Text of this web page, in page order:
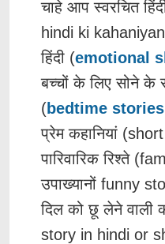
चाहे आप स्वरचित
hindi ki
हिंदी (emotional
बच्चों के लिए सोने के
(bedtime
प्रेम कहानियां
पारिवारिक रिश्ते
उपाख्यानों funny
दिल को छू लेने वाली
story in hindi or